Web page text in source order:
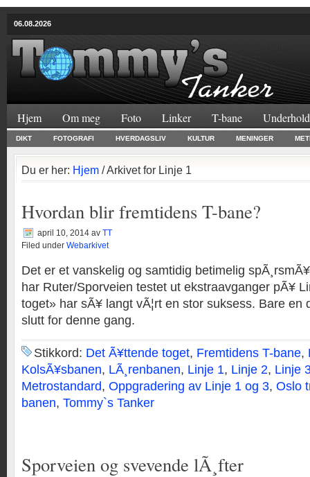
06.08.2026
Hjem Om meg Foto Linker T-bane
DIKT FOTOGRAFI HVERDAGSLIV KULTUR MENINGER
Du er her: Hjem / Arkivet for Linje 1
Hvordan blir fremtidens T-bane?
april 10, 2014 av TT
Filed under Webarkivet
Det er et vanskelig og samtidig betimelig
har Ruter/Sporveien testet ut ekstraavganger pÃ¥
toget» har sÃ¥ langt vÃ¦rt en stor suksess. Bare en
slutt for denne gang.
Stikkord: Det Ã¥ttende toget, Fremtidens T-bane,
KolsÃ¥sbanen, LÃ¸renbanen, Linje 1, Linje 2, Linje
Metrostandard, Oppgradering av Linje 1 og 3, Oslo
banen, Tommy`s Tanker
Sporveien og svevende lÃ¸fter